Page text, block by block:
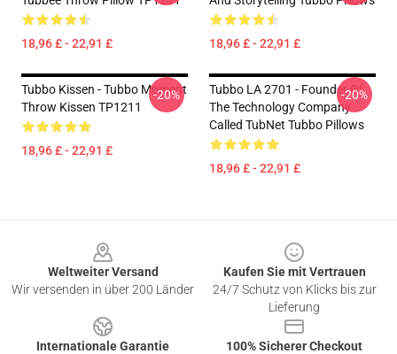
18,96 £ - 22,91 £ 18,96 £ - 22,91 £
Tubbo Kissen - Tubbo Moment
Throw Kissen TP1211
18,96 £ - 22,91 £
-20%
Tubbo LA 2701 - Founder Of
The Technology Company
Called TubNet Tubbo Pillows
18,96 £ - 22,91 £
-20%
Weltweiter Versand
Wir versenden in über 200 Länder
Kaufen Sie mit Vertrauen
24/7 Schutz von Klicks bis zur
Lieferung
Internationale Garantie
100% Sicherer Checkout